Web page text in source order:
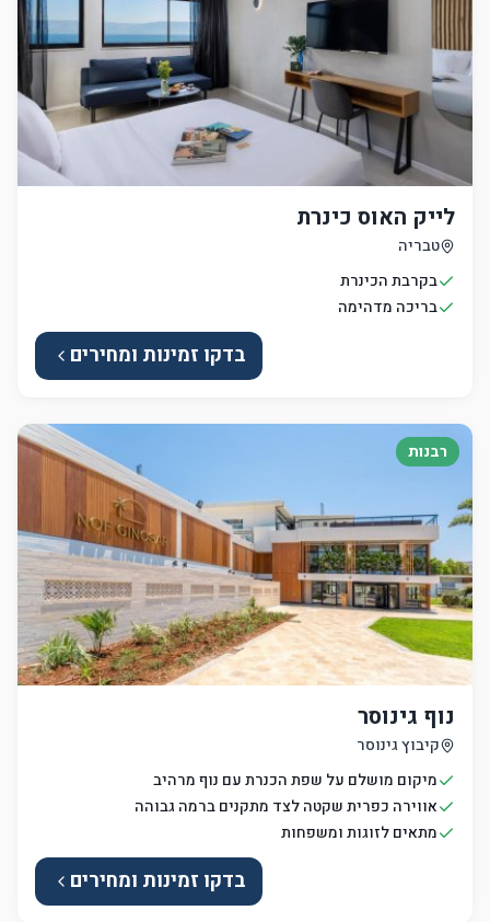
לייק האוס כינרת
טבריה
בקרבת הכינרת
בריכה מדהימה
בדקו זמינות ומחירים
רבנות
נוף גינוסר
קיבוץ גינוסר
מיקום מושלם על שפת הכנרת עם נוף מרהיב
אווירה כפרית שקטה לצד מתקנים ברמה גבוהה
מתאים לזוגות ומשפחות
בדקו זמינות ומחירים